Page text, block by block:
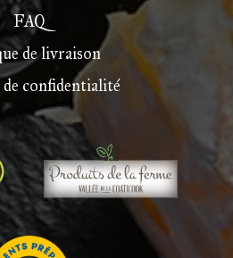
FAQ
de livraison
confidentialité